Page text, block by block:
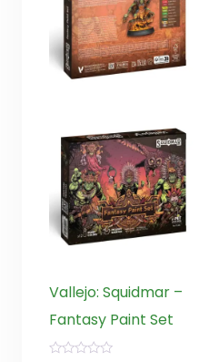
Vallejo: Squidmar –
Fantasy Paint Set